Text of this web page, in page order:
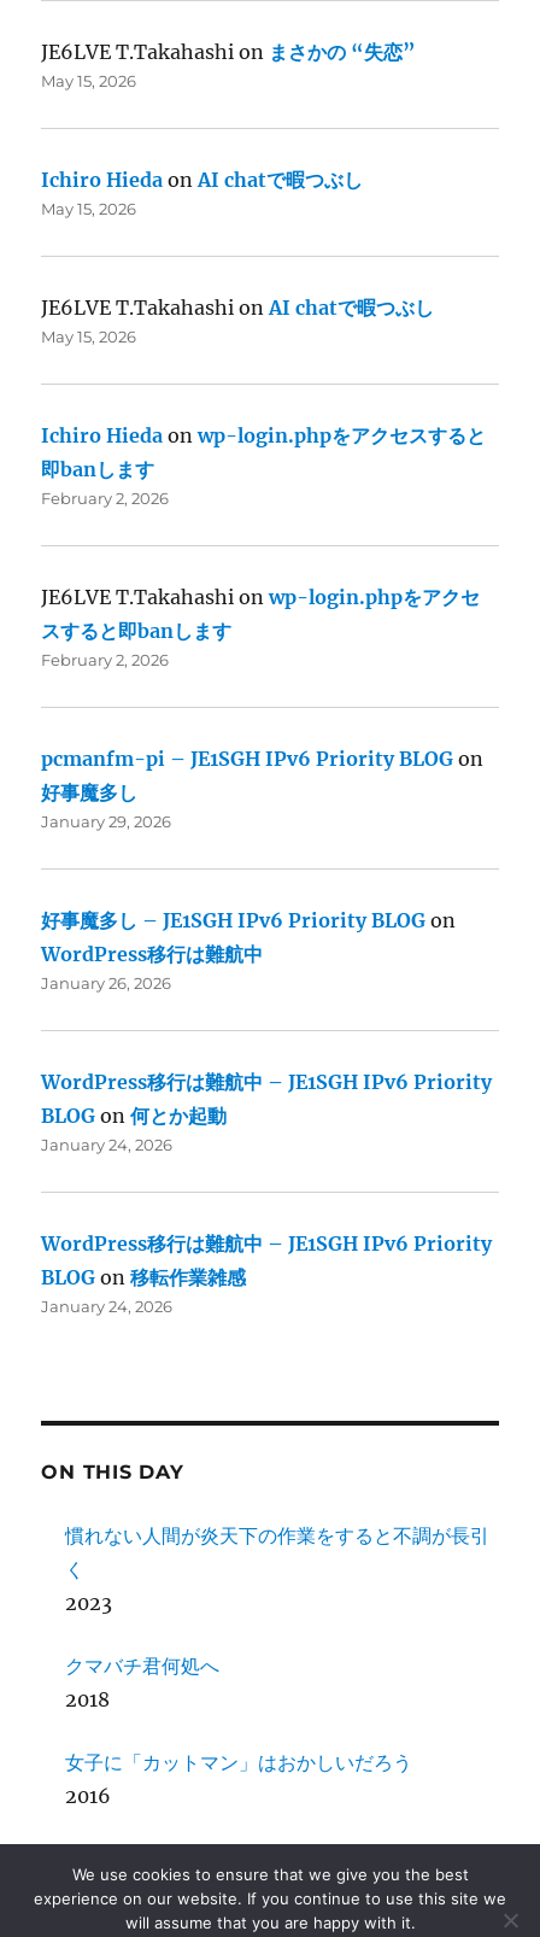
JE6LVE T.Takahashi on まさかの “失恋”
May 15, 2026
Ichiro Hieda onAI chatで暇つぶし
May 15, 2026
JE6LVE T.Takahashi onAI chatで暇つぶし
May 15, 2026
Ichiro Hieda onwp-login.phpをアクセスすると
即banします
February 2, 2026
JE6LVE T.Takahashi onwp-login.phpをアクセ
スすると即banします
February 2, 2026
pcmanfm-pi – JE1SGH IPv6 Priority BLOG on
好事魔多し
January 29, 2026
好事魔多し – JE1SGH IPv6 Priority BLOG on
WordPress移行は難航中
January 26, 2026
WordPress移行は難航中 – JE1SGH IPv6 Priority
BLOG on何とか起動
January 24, 2026
WordPress移行は難航中 – JE1SGH IPv6 Priority
BLOG on移転作業雑感
January 24, 2026
ON THIS DAY
慣れない人間が炎天下の作業をすると不調が長引
く
2023
クマバチ君何処へ
2018
女子に「カットマン」はおかしいだろう
2016
2014
We use cookies to ensure that we give you the best
experience on our website. If you continue to use this site we
will assume that you are happy with it.